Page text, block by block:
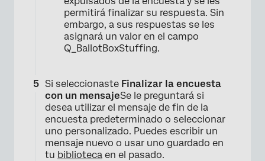
×
permitirá finalizar su respuesta. Sin
embargo, a sus respuestas se les
asignará un valor en el campo
Q_BallotBoxStuffing.
Si seleccionaste Finalizar la encuesta
con un mensajeSe le preguntará si
desea utilizar el mensaje de fin de la
encuesta predeterminado o seleccionar
uno personalizado. Puedes escribir un
mensaje nuevo o usar uno guardado en
tu biblioteca en el pasado.